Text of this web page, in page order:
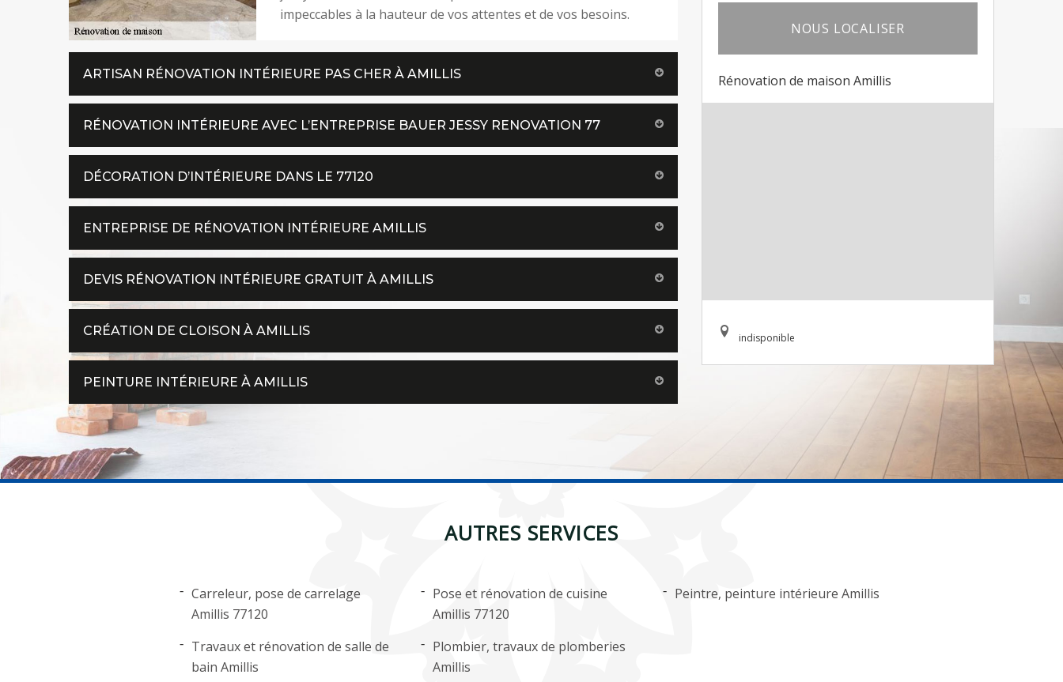
impeccables à la hauteur de vos attentes et de vos besoins.
ARTISAN RÉNOVATION INTÉRIEURE PAS CHER À AMILLIS
RÉNOVATION INTÉRIEURE AVEC L’ENTREPRISE BAUER JESSY RENOVATION 77
DÉCORATION D’INTÉRIEURE DANS LE 77120
ENTREPRISE DE RÉNOVATION INTÉRIEURE AMILLIS
DEVIS RÉNOVATION INTÉRIEURE GRATUIT À AMILLIS
CRÉATION DE CLOISON À AMILLIS
PEINTURE INTÉRIEURE À AMILLIS
NOUS LOCALISER
Rénovation de maison Amillis
indisponible
AUTRES SERVICES
Carreleur, pose de carrelage
Amillis 77120
Travaux et rénovation de salle de
bain Amillis
Pose et rénovation de cuisine
Amillis 77120
Plombier, travaux de plomberies
Amillis
Peintre, peinture intérieure Amillis